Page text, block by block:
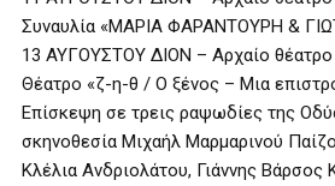
Συναυλία «ΜΑΡΙΑ ΦΑΡΑΝΤΟΥΡΗ &
13 ΑΥΓΟΥΣΤΟΥ ΔΙΟΝ – Αρχαίο θέατρο
Θέατρο «ζ-η-θ / Ο ξένος – Μια
Επίσκεψη σε τρεις ραψωδίες της
σκηνοθεσία Μιχαήλ Μαρμαρινού
Κλέλια Ανδριολάτου, Γιάννης